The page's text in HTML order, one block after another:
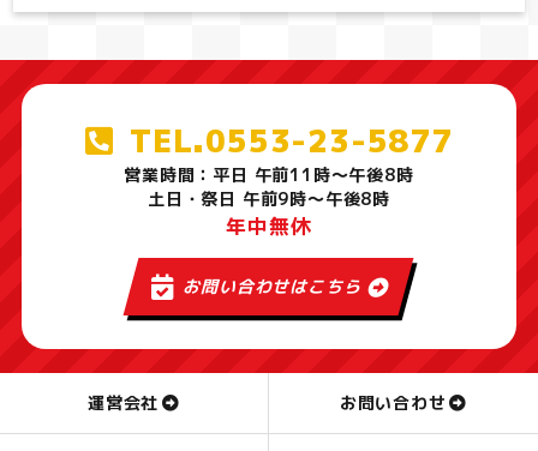
TEL.0553-23-5877
営業時間：平日 午前11時～午後8時
土日・祭日 午前9時～午後8時
年中無休
お問い合わせはこちら
運営会社 お問い合わせ